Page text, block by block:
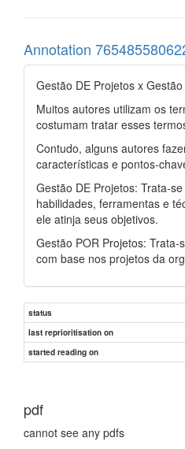
Annotation
Gestão DE Projetos x
Muitos autores utilizam os
costumam tratar esses
Contudo, alguns autores
características e pontos-
Gestão DE Projetos: Trata-
habilidades, ferramentas e
ele atinja seus objetivos.
Gestão POR Projetos:
com base nos projetos da
status
last reprioritisation on
started reading on
pdf
cannot see any pdfs